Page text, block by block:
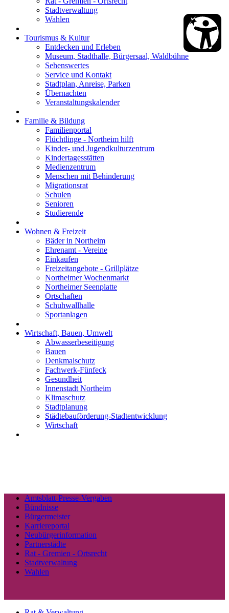
Stadtverwaltung
Wahlen
Tourismus & Kultur
Entdecken und Erleben
Museum, Stadthalle, Bürgersaal, Waldbühne
Sehenswertes
Service und Kontakt
Stadtplan, Anreise, Parken
Übernachten
Veranstaltungskalender
Familie & Bildung
Familienportal
Flüchtlinge - Northeim hilft
Kinder- und Jugendkulturzentrum
Kindertagesstätten
Medienzentrum
Menschen mit Behinderung
Migrationsrat
Schulen
Senioren
Studierende
Wohnen & Freizeit
Bäder in Northeim
Ehrenamt - Vereine
Einkaufen
Freizeitangebote - Grillplätze
Northeimer Wochenmarkt
Northeimer Seenplatte
Ortschaften
Schuhwallhalle
Sportanlagen
Wirtschaft, Bauen, Umwelt
Abwasserbeseitigung
Bauen
Denkmalschutz
Fachwerk-Fünfeck
Gesundheit
Innenstadt Northeim
Klimaschutz
Stadtplanung
Städtebauförderung-Stadtentwicklung
Wirtschaft
Amtsblatt-Presse-Vergaben
Bündnisse
Bürgermeister
Karriereportal
Neubürgerinformation
Partnerstädte
Rat - Gremien - Ortsrecht
Stadtverwaltung
Wahlen